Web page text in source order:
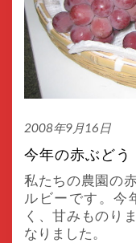
2008年9月16日
今年の赤ぶどう
私たちの農園の
ルビーです。今
く、甘みものり
なりました。